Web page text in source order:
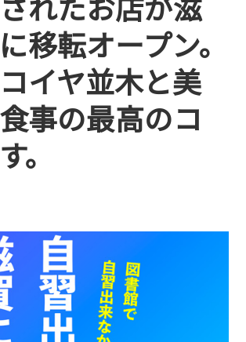
移転オープン。
イヤ並木と美
事の最高のコ
。